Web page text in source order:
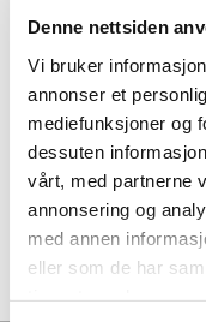
Denne nettsiden
Vi bruker
annonser et
mediefunksjoner og
dessuten
vårt, med partnerne
annonsering og
med annen
eller som de har
en moderne vri! Denne
silhuetten, men med en
vristen, som sikrer en
pene antrekk og til
hverdagsfavoritt,
Art. nr 31257006
Lev. art. nr25H1624